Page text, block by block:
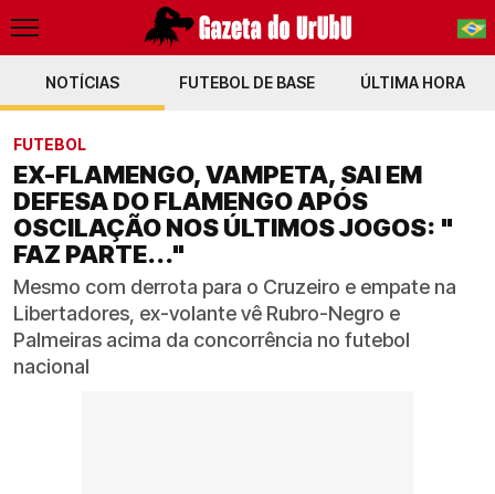
PT-BR
NOTÍCIAS FUTEBOL DE BASE ÚLTIMA HORA
FUTEBOL
EX-FLAMENGO, VAMPETA, SAI EM
DEFESA DO FLAMENGO APÓS
OSCILAÇÃO NOS ÚLTIMOS JOGOS: "
FAZ PARTE..."
Mesmo com derrota para o Cruzeiro e empate na
Libertadores, ex-volante vê Rubro-Negro e
Palmeiras acima da concorrência no futebol
nacional